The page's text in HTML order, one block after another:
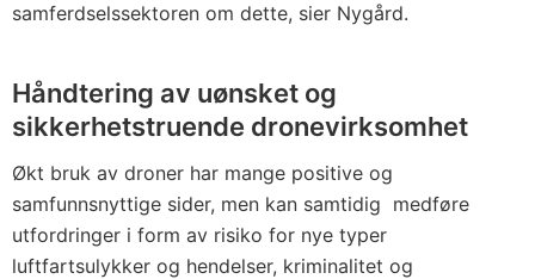
samferdselssektoren om dette, sier Nygård.
Håndtering av uønsket og
sikkerhetstruende dronevirksomhet
Økt bruk av droner har mange positive og
samfunnsnyttige sider, men kan samtidig medføre
utfordringer i form av risiko for nye typer
luftfartsulykker og hendelser, kriminalitet og